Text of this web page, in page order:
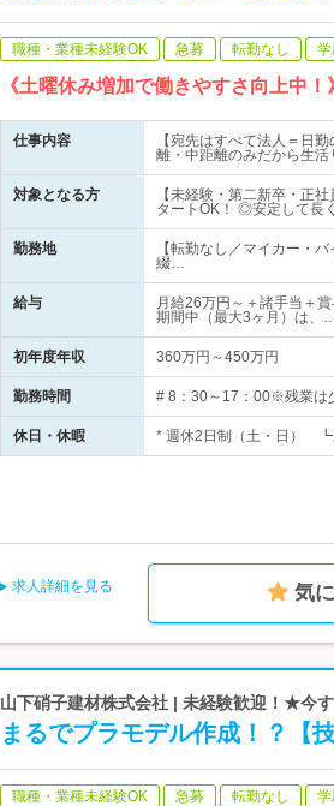
職種・業種未経験OK 急募 転勤なし 学
《土曜休み増加で働きやすさ向上中
仕事内容
【宛先はすべて法人＝日
離・中距離のみだから生活
対象となる方
【未経験・第二新卒・正
タートOK！ ◎安定して長
勤務地
【転勤なし／マイカー・
綴…
給与
月給26万円～＋諸手当＋
期間中（最大3ヶ月）は、
初年度年収 360万円～450万円
勤務時間 # 8：30～17：00※残業は
休日・休暇 * 週休2日制（土・日） ┗
求人詳細を見る 気
山下硝子建材株式会社 | 未経験歓迎！★今
まるでプラモデル作成！？【
職種・業種未経験OK 急募 転勤なし 学